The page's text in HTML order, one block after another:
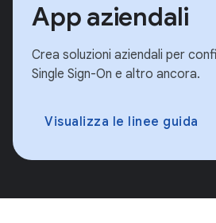
App aziendali
Crea soluzioni aziendali per
Single Sign-On e altro ancora.
Visualizza le linee guida